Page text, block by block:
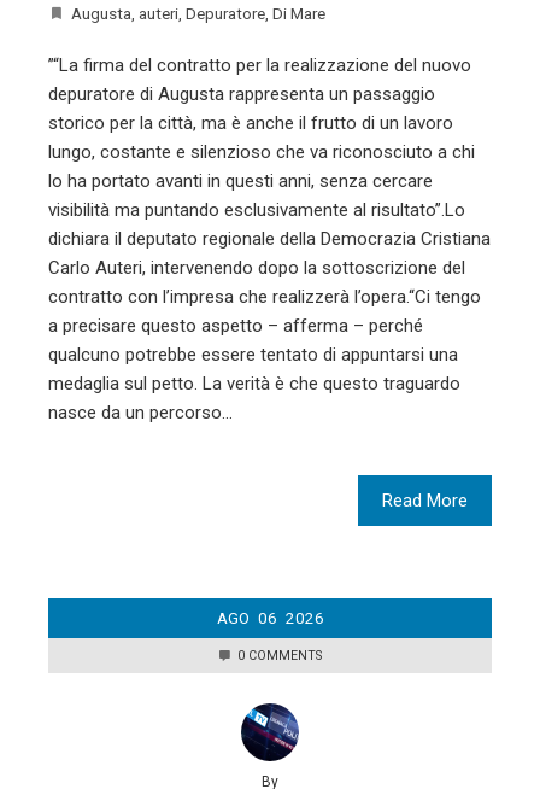
Augusta, auteri, Depuratore, Di Mare
”“La firma del contratto per la realizzazione del nuovo
depuratore di Augusta rappresenta un passaggio
storico per la città, ma è anche il frutto di un lavoro
lungo, costante e silenzioso che va riconosciuto a chi
lo ha portato avanti in questi anni, senza cercare
visibilità ma puntando esclusivamente al risultato”.Lo
dichiara il deputato regionale della Democrazia Cristiana
Carlo Auteri, intervenendo dopo la sottoscrizione del
contratto con l’impresa che realizzerà l’opera.“Ci tengo
a precisare questo aspetto – afferma – perché
qualcuno potrebbe essere tentato di appuntarsi una
medaglia sul petto. La verità è che questo traguardo
nasce da un percorso…
Read More
AGO 06 2026
0 COMMENTS
By